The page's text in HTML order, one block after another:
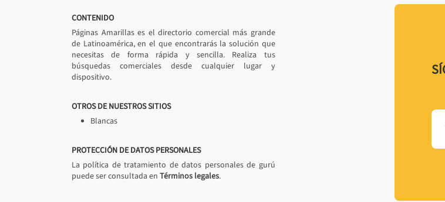
CONTENIDO
Páginas Amarillas es el directorio comercial más grande
de Latinoamérica, en el que encontrarás la solución que
necesitas de forma rápida y sencilla. Realiza tus
búsquedas comerciales desde cualquier lugar y
dispositivo.
OTROS DE NUESTROS SITIOS
Blancas
PROTECCIÓN DE DATOS PERSONALES
La política de tratamiento de datos personales de gurú
puede ser consultada en Términos legales.